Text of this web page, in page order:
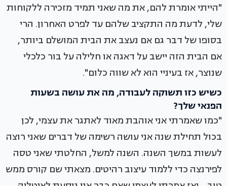
"הייתי אומרת להם, את מה שאני תמיד מזכירה ללקוחות
שלי, לדעת מה התקציב שלהם עד לפרט האחרון. הרי
בסופו של דבר גם אם נעצב את הבית המושלם ביותר,
אם הבית הזה יישב על דאגה או חלילה על בור כלכלי
שנוצר, אז בעיניי הוא לא שווה כלום".
כשיש כזו תשוקה לעבודה, מה את עושה בשעות
הפנאי שלך?
"כמו שאמרתי אני אוהבת מאוד לאתגר את עצמי, לכן
בכול תחילת שנה אני עושה רשימה של דברים שאני רוצה
לעשות במשך השנה. השנה למשל, החלטתי שאני טסה
לפירנצה כדי ללמוד עיצוב רהיטים. מצאתי שם קורס ממש